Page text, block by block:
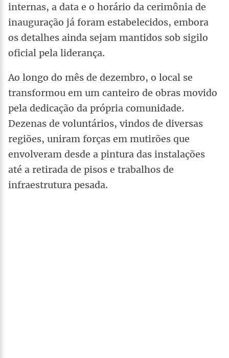
internas, a data e o horário da cerimônia de
inauguração já foram estabelecidos, embora
os detalhes ainda sejam mantidos sob sigilo
oficial pela liderança.
Ao longo do mês de dezembro, o local se
transformou em um canteiro de obras movido
pela dedicação da própria comunidade.
Dezenas de voluntários, vindos de diversas
regiões, uniram forças em mutirões que
envolveram desde a pintura das instalações
até a retirada de pisos e trabalhos de
infraestrutura pesada.